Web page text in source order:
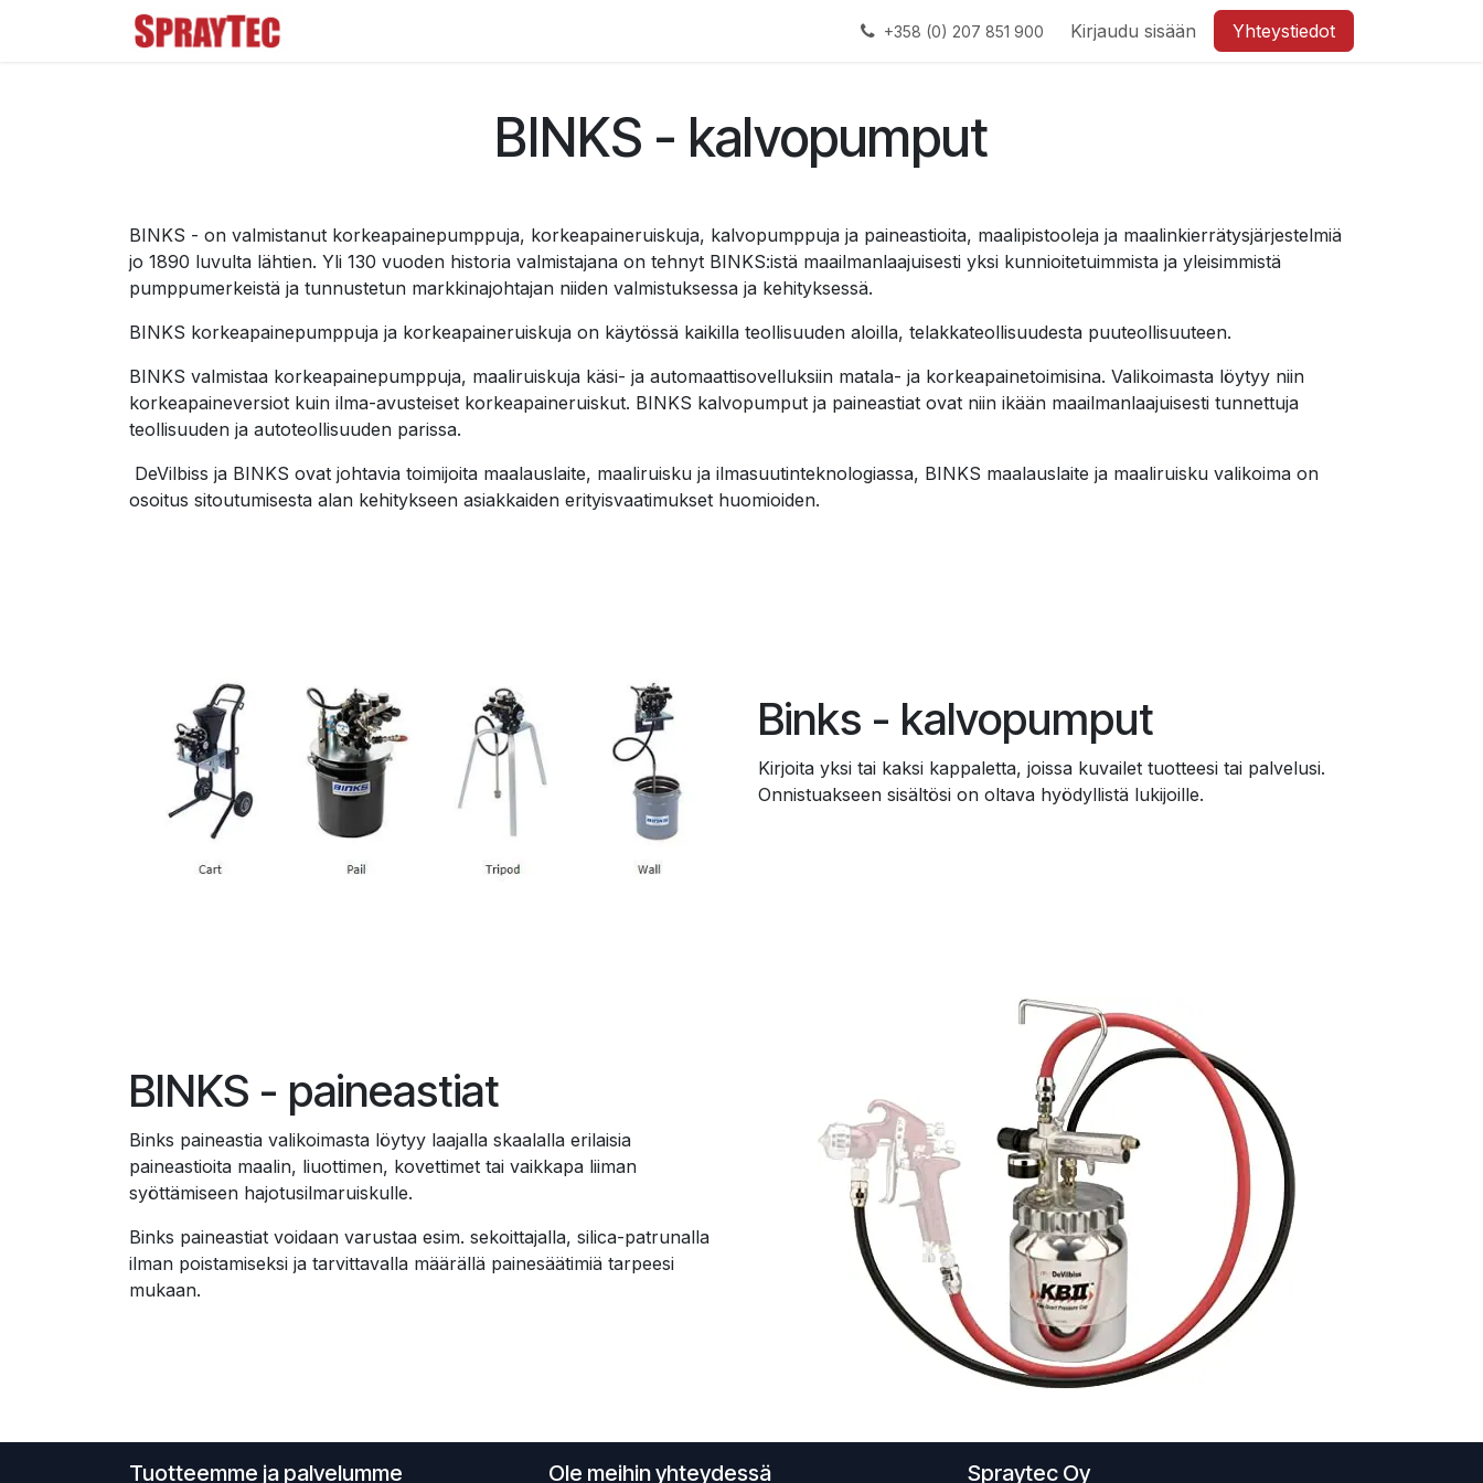
+358 (0) 207 851 900 Kirjaudu sisään Yhteystiedot
BINKS - kalvopumput
BINKS - on valmistanut korkeapainepumppuja, korkeapaineruiskuja, kalvopumppuja ja paineastioita, maalipistooleja ja maalinkierrätysjärjestelmiä
jo 1890 luvulta lähtien. Yli 130 vuoden historia valmistajana on tehnyt BINKS:istä maailmanlaajuisesti yksi kunnioitetuimmista ja yleisimmistä
pumppumerkeistä ja tunnustetun markkinajohtajan niiden valmistuksessa ja kehityksessä.
BINKS korkeapainepumppuja ja korkeapaineruiskuja on käytössä kaikilla teollisuuden aloilla, telakkateollisuudesta puuteollisuuteen.
BINKS valmistaa korkeapainepumppuja, maaliruiskuja käsi- ja automaattisovelluksiin matala- ja korkeapainetoimisina. Valikoimasta löytyy niin
korkeapaineversiot kuin ilma-avusteiset korkeapaineruiskut. BINKS kalvopumput ja paineastiat ovat niin ikään maailmanlaajuisesti tunnettuja
teollisuuden ja autoteollisuuden parissa.
DeVilbiss ja BINKS ovat johtavia toimijoita maalauslaite, maaliruisku ja ilmasuutinteknologiassa, BINKS maalauslaite ja maaliruisku valikoima on
osoitus sitoutumisesta alan kehitykseen asiakkaiden erityisvaatimukset huomioiden.
Binks - kalvopumput
Kirjoita yksi tai kaksi kappaletta, joissa kuvailet tuotteesi tai palvelusi.
Onnistuakseen sisältösi on oltava hyödyllistä lukijoille.
BINKS - paineastiat
Binks paineastia valikoimasta löytyy laajalla skaalalla erilaisia
paineastioita maalin, liuottimen, kovettimet tai vaikkapa liiman
syöttämiseen hajotusilmaruiskulle.
Binks paineastiat voidaan varustaa esim. sekoittajalla, silica-patrunalla
ilman poistamiseksi ja tarvittavalla määrällä painesäätimiä tarpeesi
mukaan.
Tuotteemme ja palvelumme Ole meihin yhteydessä Spraytec Oy